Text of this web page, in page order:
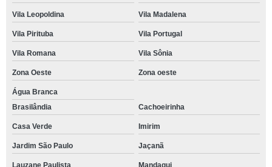
Vila Leopoldina Vila Madalena
Vila Pirituba Vila Portugal
Vila Romana Vila Sônia
Zona Oeste Zona oeste
Água Branca
Brasilândia
Cachoeirinha
Casa Verde Imirim
Jardim São Paulo Jaçanã
Lauzane Paulista Mandaqui